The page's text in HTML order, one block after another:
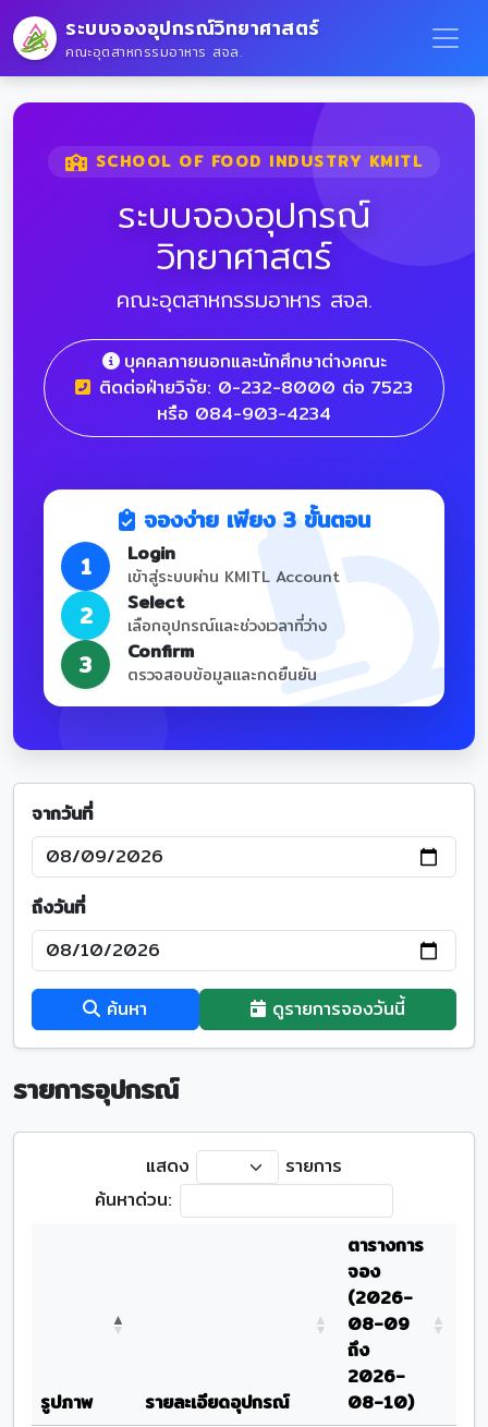
ระบบจองอุปกรณ์วิทยาศาสตร์
คณะอุตสาหกรรมอาหาร สจล.
SCHOOL OF FOOD INDUSTRY KMITL
ระบบจองอุปกรณ์
วิทยาศาสตร์
คณะอุตสาหกรรมอาหาร สจล.
บุคคลภายนอกและนักศึกษาต่างคณะ
ติดต่อฝ่ายวิจัย: 0-232-8000 ต่อ 7523
หรือ 084-903-4234
จองง่าย เพียง 3 ขั้นตอน
1 Login
เข้าสู่ระบบผ่าน KMITL Account
2 Select
เลือกอุปกรณ์และช่วงเวลาที่ว่าง
3 Confirm
ตรวจสอบข้อมูลและกดยืนยัน
จากวันที่
ถึงวันที่
ค้นหา ดูรายการจองวันนี้
รายการอุปกรณ์
แสดง
รายการ
ค้นหาด่วน:
รูปภาพ รายละเอียดอุปกรณ์
ตารางการ
จอง
(2026-
08-09
ถึง
2026-
08-10)